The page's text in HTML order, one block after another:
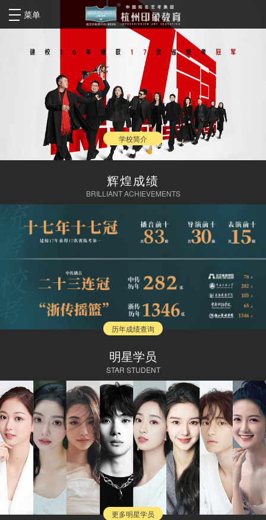
菜单
学校简介
辉煌成绩
BRILLIANT ACHIEVEMENTS
历年成绩查询
明星学员
STAR STUDENT
更多明星学员